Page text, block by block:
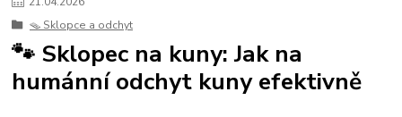
plašička kun do auta
odpuzovač prasat
ochrana před divočáky
jak na prasata
odpuzovač divočáků
🪤 Sklopce a odchyt
🐾 Sklopec na kuny: Jak na
humánní odchyt kuny efektivně